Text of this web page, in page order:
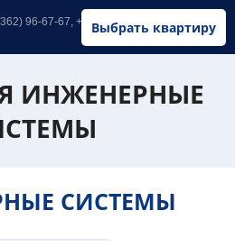
Выбрать квартиру
96-67-67, +7 (902) 326-67-67
ИНЖЕНЕРНЫЕ
СИСТЕМЫ